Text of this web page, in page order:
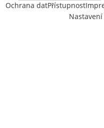
Ochrana datPřístupnost